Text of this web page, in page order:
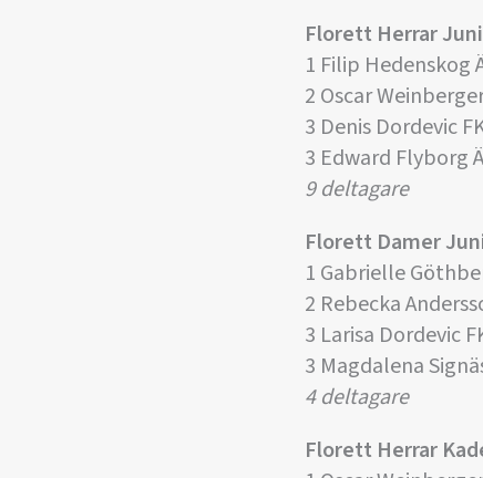
Florett Herrar
1 Filip Hedenskog
2 Oscar
3 Denis Dordevic
3 Edward Flyborg
9 deltagare
Florett Damer
1 Gabrielle
2 Rebecka
3 Larisa Dordevic
3 Magdalena
4 deltagare
Florett Herrar